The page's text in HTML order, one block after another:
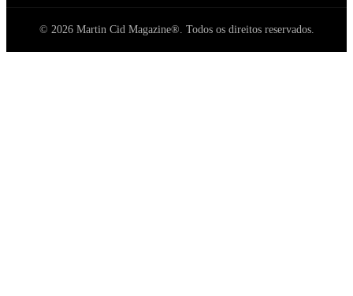
© 2026 Martin Cid Magazine®. Todos os direitos reservados.